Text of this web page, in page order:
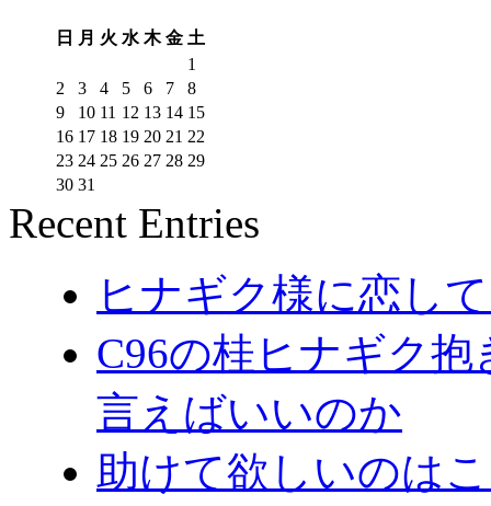
日 月 火 水 木 金 土
1
2
3 4 5 6 7
8
9
10 11 12 13 14 15
16 17 18 19 20 21 22
23 24 25 26 27 28 29
30 31
Recent Entries
ヒナギク様に恋し
C96の桂ヒナギク
言えばいいのか
助けて欲しいのは